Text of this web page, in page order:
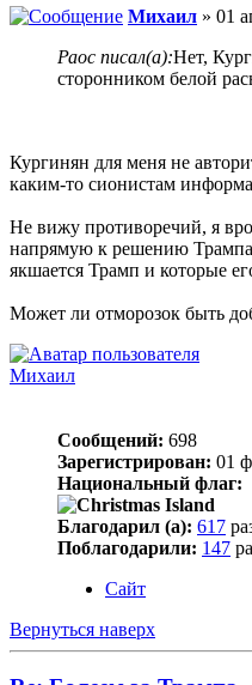
Михаил » 01
Раос писал(а):Нет,
сторонником белой
Кургинян для меня не
каким-то сионистам
Не вижу противоречий, я
напрямую к решению Трампа
якшается Трамп и которые
Может ли отморозок быть
Михаил
Сообщений: 698
Зарегистрирован: 01
Национальный флаг:
Благодарил (а): 617
Поблагодарили: 147
Сайт
Вернуться наверх